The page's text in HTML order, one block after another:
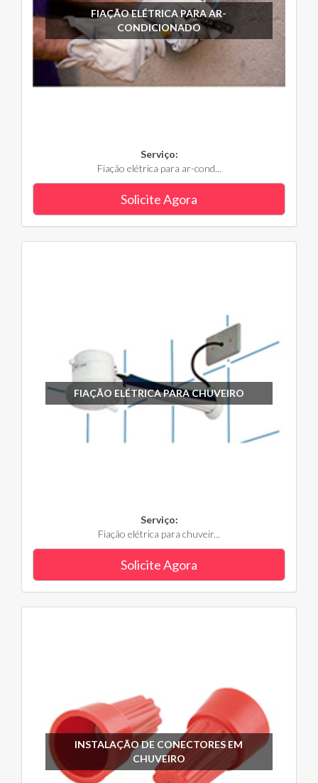
FIAÇÃO ELÉTRICA PARA AR-
CONDICIONADO
Serviço:
Fiação elétrica para ar-cond...
Solicite Agora
FIAÇÃO ELÉTRICA PARA CHUVEIRO
Serviço:
Fiação elétrica para chuveir...
Solicite Agora
INSTALAÇÃO DE CONECTORES EM
CHUVEIRO